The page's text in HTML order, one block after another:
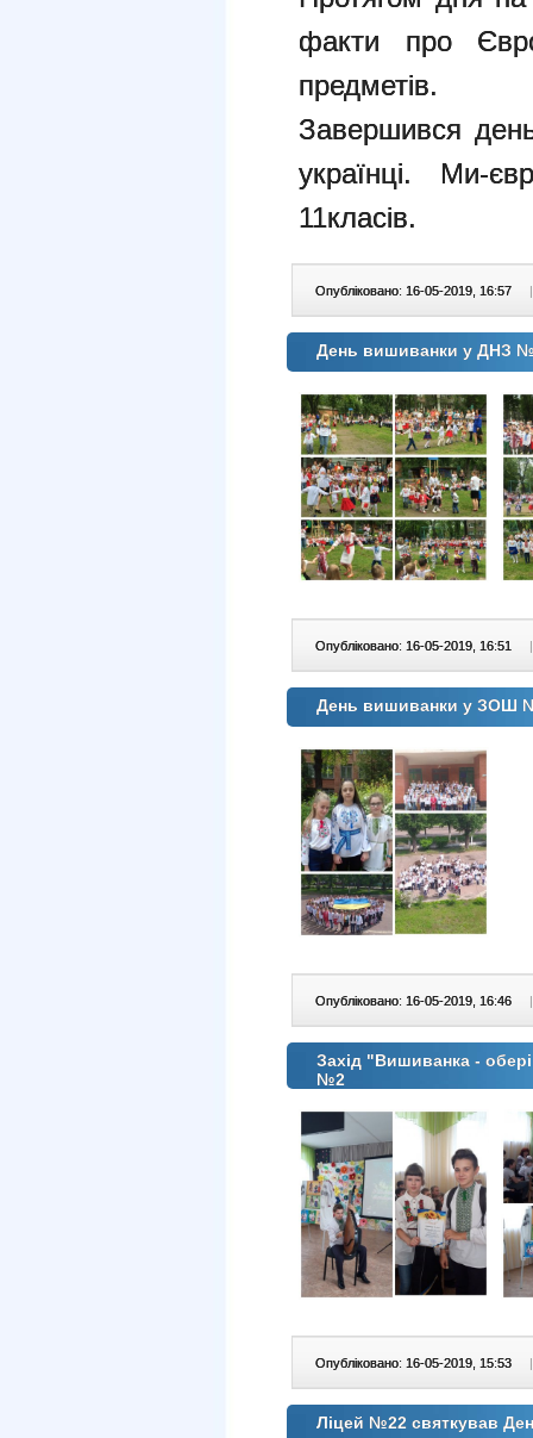
факти про
предметів.
Завершився
українці. Ми-
11класів.
Опубліковано: 16-05-2019, 16:57 |
День вишиванки у ДНЗ
Опубліковано: 16-05-2019, 16:51 |
День вишиванки у ЗОШ
Опубліковано: 16-05-2019, 16:46 |
Захiд "Вишиванка -
№2
Опубліковано: 16-05-2019, 15:53 |
Ліцей №22 святкував